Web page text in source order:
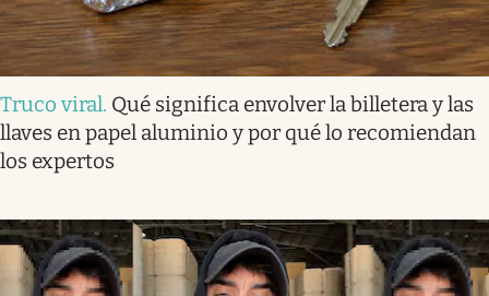
Truco viral. Qué significa envolver la billetera y las
llaves en papel aluminio y por qué lo recomiendan
los expertos